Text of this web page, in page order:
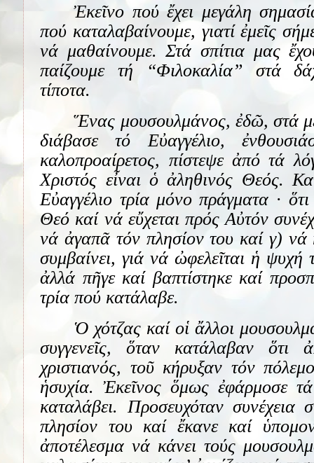
Ἐκεῖνο πού ἔχει μεγάλη
πού καταλαβαίνουμε, γιατί ἐμεῖς
νά μαθαίνουμε. Στά σπίτια μας
παίζουμε τή “Φιλοκαλία” στά
τίποτα.
Ἕνας μουσουλμάνος, ἐδῶ, στά
διάβασε τό Εὐαγγέλιο,
καλοπροαίρετος, πίστεψε ἀπό τά
Χριστός εἶναι ὁ ἀληθινός Θεός.
Εὐαγγέλιο τρία μόνο πράγματα ·
Θεό καί νά εὔχεται πρός Αὐτόν
νά ἀγαπᾶ τόν πλησίον του καί γ) νά
συμβαίνει, γιά νά ὠφελεῖται ἡ
ἀλλά πῆγε καί βαπτίστηκε καί
τρία πού κατάλαβε.
Ὁ χότζας καί οἱ ἄλλοι
συγγενεῖς, ὅταν κατάλαβαν ὅτι
χριστιανός, τοῦ κήρυξαν τόν
ἡσυχία. Ἐκεῖνος ὅμως ἐφάρμοσε
καταλάβει. Προσευχόταν
πλησίον του καί ἔκανε καί
ἀποτέλεσμα νά κάνει τούς